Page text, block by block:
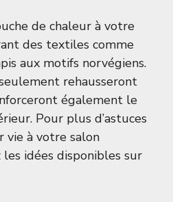
de chaleur à votre
des textiles comme
aux motifs norvégiens.
rehausseront
également le
Pour plus d’astuces
vie à votre salon
les idées disponibles sur